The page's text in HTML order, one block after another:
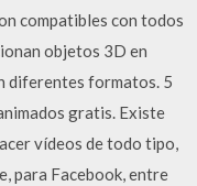
compatibles con todos
objetos 3D en
diferentes formatos. 5
gratis. Existe
vídeos de todo tipo,
para Facebook, entre